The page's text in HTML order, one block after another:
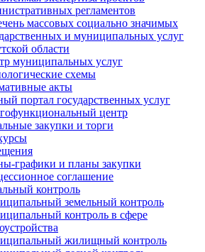
регламентов
массовых социально значимых
и муниципальных услуг
области
муниципальных услуг
схемы
акты
портал государственных услуг
центр
закупки и торги
графики и планы закупки
соглашение
контроль
земельный контроль
контроль в сфере
жилищный контроль